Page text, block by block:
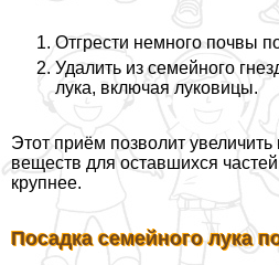
Отгрести немного почвы
Удалить из семейного
лука, включая луковицы.
Этот приём позволит
веществ для оставшихся
крупнее.
Посадка семейного лука